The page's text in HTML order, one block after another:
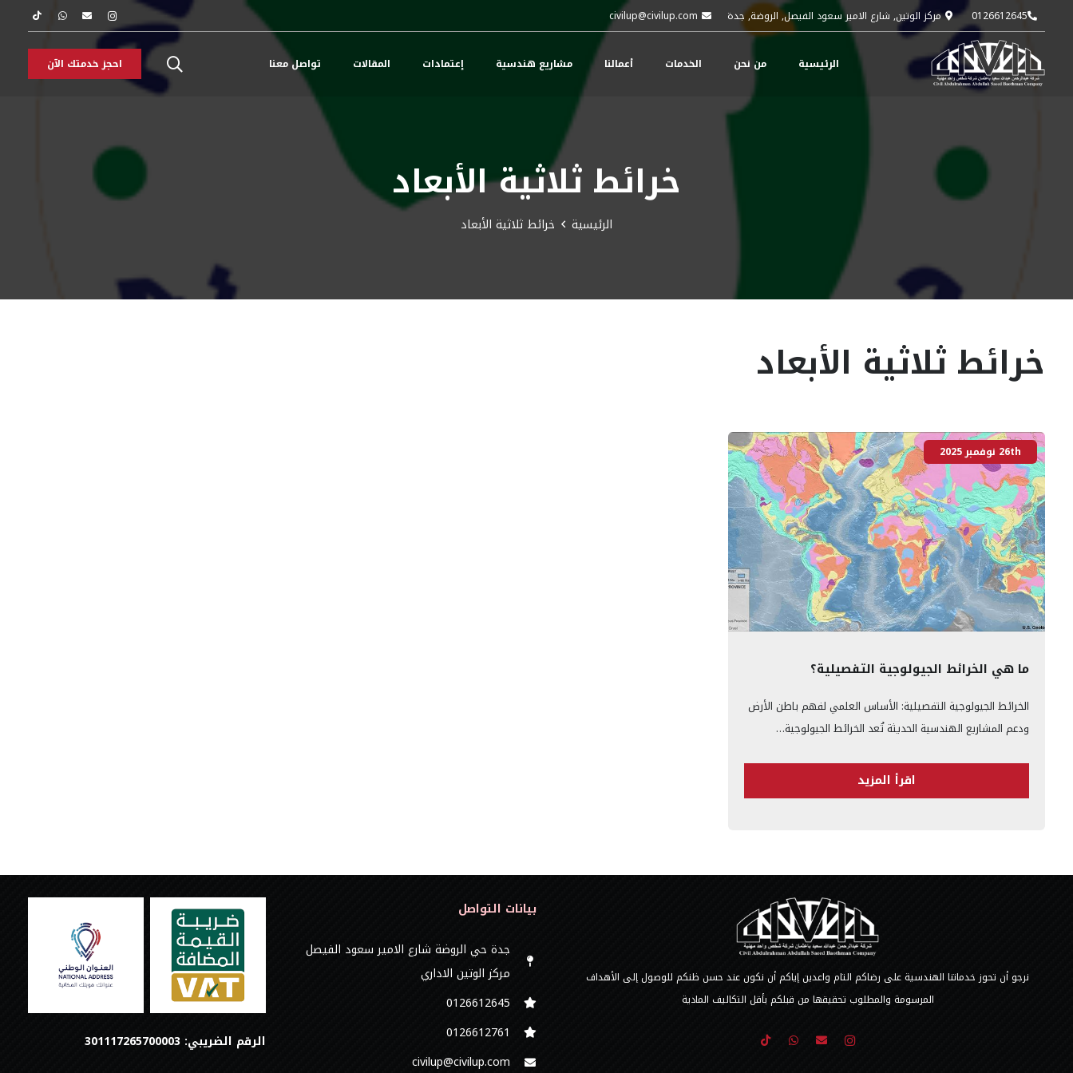
0126612645 مركز الوتين, شارع الامير سعود الفيصل, الروضة, جدة civilup@civilup.com
الرئيسية من نحن الخدمات أعمالنا مشاريع هندسية إعتمادات المقالات تواصل معنا احجز خدمتك الآن
خرائط ثلاثية الأبعاد
الرئيسية خرائط ثلاثية الأبعاد
خرائط ثلاثية الأبعاد
ما هي الخرائط الجيولوجية التفصيلية؟
الخرائط الجيولوجية التفصيلية: الأساس العلمي لفهم باطن الأرض
ودعم المشاريع الهندسية الحديثة تُعد الخرائط الجيولوجية…
اقرأ المزيد
26th نوفمبر 2025
نرجو أن تحوز خدماتنا الهندسية على رضاكم التام واعدين إياكم أن نكون عند حسن ظنكم للوصول إلى الأهداف
المرسومة والمطلوب تحقيقها من قبلكم بأقل التكاليف المادية
بيانات التواصل
جدة حي الروضة شارع الامير سعود الفيصل
مركز الوتين الاداري
0126612645‬
‭0126612761
civilup@civilup.com
الرقم الضريبي: 301117265700003